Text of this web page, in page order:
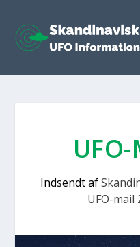
Indsendt af
UFO-mail